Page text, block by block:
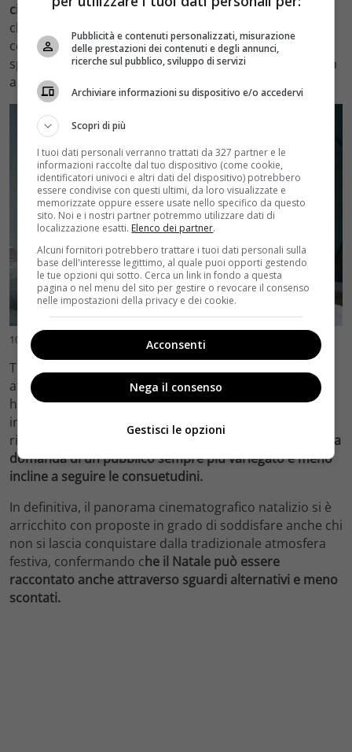
cinematografiche,incarna perfettamente lo spirito di
chi si oppone all’omologazione delle festività. I film
consigliati in questa categoria rispecchiano questo
spirito ribelle, offrendo una critica più sottile o esplicita
alla commercializzazione e all’ipocrisia del Natale.
10 film di Natale per chi odia il Natale, quali sono- velvetcinema.it
Tra i titoli più attuali, si segnala anche la crescente
attenzione verso pellicole che mescolano elementi
horror, dark comedy e situazioni grottesche, capaci di
intrattenere senza rinunciare a una certa profondità di
riflessione sul tema natalizio.
Questo trend rispecchia la
domanda di un pubblico sempre più variegato e meno
incline a seguire le consuetudini.
In definitiva, il panorama cinematografico natalizio si è
arricchito con proposte in grado di soddisfare anche chi
non si lascia conquistare dalla tradizionale atmosfera
festiva, confermando che il Natale può essere
raccontato anche attraverso sguardi alternativi e meno
scontati.
Pubblicità e contenuti personalizzati, misurazione
delle prestazioni dei contenuti e degli annunci,
ricerche sul pubblico, sviluppo di servizi
Archiviare informazioni su dispositivo e/o accedervi
Scopri di più
I tuoi dati personali verranno trattati da 327 partner e le
informazioni raccolte dal tuo dispositivo (come cookie,
identificatori univoci e altri dati del dispositivo) potrebbero
essere condivise con questi ultimi, da loro visualizzate e
memorizzate oppure essere usate nello specifico da questo
sito. Noi e i nostri partner potremmo utilizzare dati di
localizzazione esatti. Elenco dei partner.
Alcuni fornitori potrebbero trattare i tuoi dati personali sulla
base dell'interesse legittimo, al quale puoi opporti gestendo
le tue opzioni qui sotto. Cerca un link in fondo a questa
pagina o nel menu del sito per gestire o revocare il consenso
nelle impostazioni della privacy e dei cookie.
Acconsenti
Nega il consenso
Gestisci le opzioni